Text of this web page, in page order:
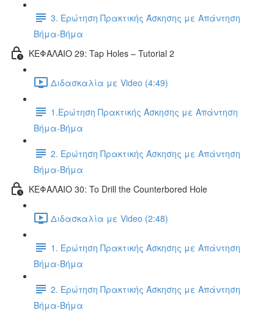
3. Ερώτηση Πρακτικής Άσκησης με Απάντηση
Βήμα-Βήμα
ΚΕΦΑΛΑΙΟ 29: Tap Holes – Tutorial 2
Διδασκαλία με Video (4:49)
1.Ερώτηση Πρακτικής Άσκησης με Απάντηση
Βήμα-Βήμα
2. Ερώτηση Πρακτικής Άσκησης με Απάντηση
Βήμα-Βήμα
ΚΕΦΑΛΑΙΟ 30: To Drill the Counterbored Hole
Διδασκαλία με Video (2:48)
1. Ερώτηση Πρακτικής Άσκησης με Απάντηση
Βήμα-Βήμα
2. Ερώτηση Πρακτικής Άσκησης με Απάντηση
Βήμα-Βήμα